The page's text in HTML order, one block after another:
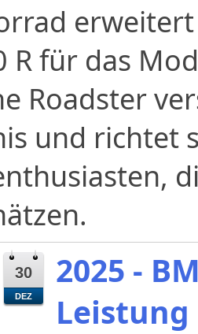
R für das
Roadster
und richtet
30
DEZ
2025 -